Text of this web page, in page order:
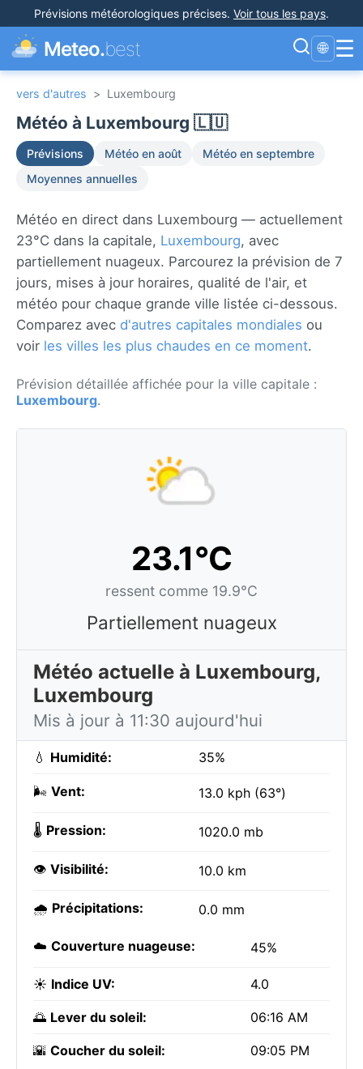
Prévisions météorologiques précises. Voir tous les pays.
Meteo.best 🌐 ☰
vers d'autres > Luxembourg
Météo à Luxembourg 🇱🇺
Prévisions Météo en août
Météo en septembre
Moyennes annuelles
Météo en direct dans Luxembourg — actuellement
23°C dans la capitale, Luxembourg, avec
partiellement nuageux. Parcourez la prévision de 7
jours, mises à jour horaires, qualité de l'air, et
météo pour chaque grande ville listée ci-dessous.
Comparez avec d'autres capitales mondiales ou
voir les villes les plus chaudes en ce moment.
Prévision détaillée affichée pour la ville capitale :
Luxembourg.
23.1°C
ressent comme 19.9°C
Partiellement nuageux
Météo actuelle à Luxembourg,
Luxembourg
Mis à jour à 11:30 aujourd'hui
💧 Humidité: 35%
🌬️ Vent: 13.0 kph (63°)
🌡️ Pression: 1020.0 mb
👁️ Visibilité: 10.0 km
🌧️ Précipitations: 0.0 mm
☁️ Couverture nuageuse: 45%
☀️ Indice UV: 4.0
🌅 Lever du soleil: 06:16 AM
🌇 Coucher du soleil: 09:05 PM